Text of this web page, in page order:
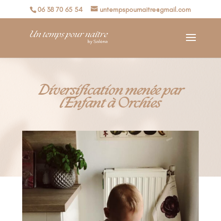
06 38 70 65 54 untempspournaitre@gmail.com
Diversification menée par
l’Enfant à Orchies